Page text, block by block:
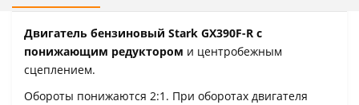
Двигатель бензиновый Stark GX390F-R с
понижающим редуктором и центробежным
сцеплением.
Обороты понижаются 2:1. При оборотах двигателя